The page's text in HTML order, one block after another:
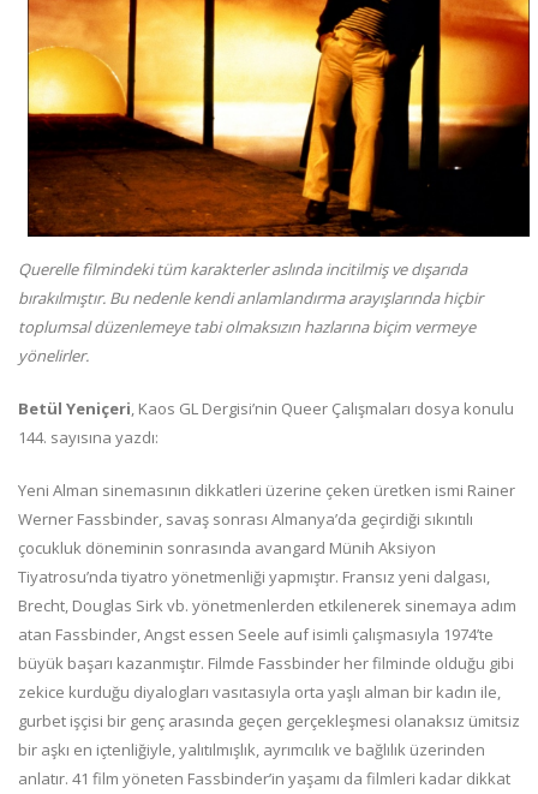
Querelle filmindeki tüm karakterler aslında incitilmiş ve dışarıda
bırakılmıştır. Bu nedenle kendi anlamlandırma arayışlarında hiçbir
toplumsal düzenlemeye tabi olmaksızın hazlarına biçim vermeye
yönelirler.
Betül Yeniçeri, Kaos GL Dergisi’nin Queer Çalışmaları dosya konulu
144. sayısına yazdı:
Yeni Alman sinemasının dikkatleri üzerine çeken üretken ismi Rainer
Werner Fassbinder, savaş sonrası Almanya’da geçirdiği sıkıntılı
çocukluk döneminin sonrasında avangard Münih Aksiyon
Tiyatrosu’nda tiyatro yönetmenliği yapmıştır. Fransız yeni dalgası,
Brecht, Douglas Sirk vb. yönetmenlerden etkilenerek sinemaya adım
atan Fassbinder, Angst essen Seele auf isimli çalışmasıyla 1974’te
büyük başarı kazanmıştır. Filmde Fassbinder her filminde olduğu gibi
zekice kurduğu diyalogları vasıtasıyla orta yaşlı alman bir kadın ile,
gurbet işçisi bir genç arasında geçen gerçekleşmesi olanaksız ümitsiz
bir aşkı en içtenliğiyle, yalıtılmışlık, ayrımcılık ve bağlılık üzerinden
anlatır. 41 film yöneten Fassbinder’in yaşamı da filmleri kadar dikkat